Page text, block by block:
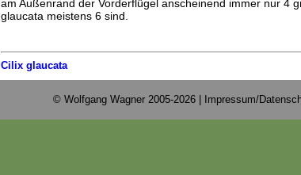
am Außenrand der Vorderflügel anscheinend immer nur 4
glaucata meistens 6 sind.
Cilix glaucata
© Wolfgang Wagner 2005-2026 | Impressum/